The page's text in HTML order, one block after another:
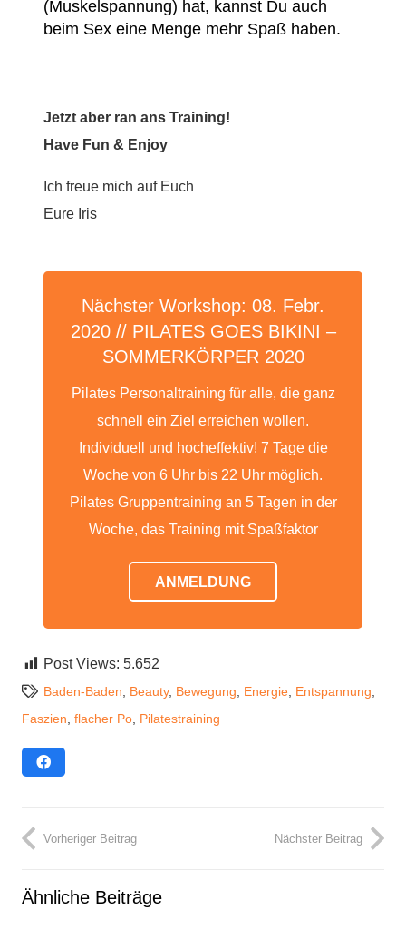
(Muskelspannung) hat, kannst Du auch
beim Sex eine Menge mehr Spaß haben.
Jetzt aber ran ans Training!
Have Fun & Enjoy
Ich freue mich auf Euch
Eure Iris
Nächster Workshop: 08. Febr.
2020 // PILATES GOES BIKINI –
SOMMERKÖRPER 2020
Pilates Personaltraining für alle, die ganz
schnell ein Ziel erreichen wollen.
Individuell und hocheffektiv! 7 Tage die
Woche von 6 Uhr bis 22 Uhr möglich.
Pilates Gruppentraining an 5 Tagen in der
Woche, das Training mit Spaßfaktor
ANMELDUNG
Post Views: 5.652
Baden-Baden Beauty, Bewegung Energie, Entspannung
Faszien flacher Po Pilatestraining
Vorheriger Beitrag Nächster Beitrag
Ähnliche Beiträge